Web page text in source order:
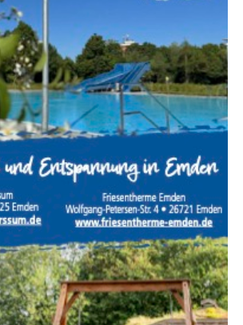
unter
erteiltDani­el Biglvon der Hand­
tele­fo­nisch unter04941
and.bigl@hwk-aurich.de.